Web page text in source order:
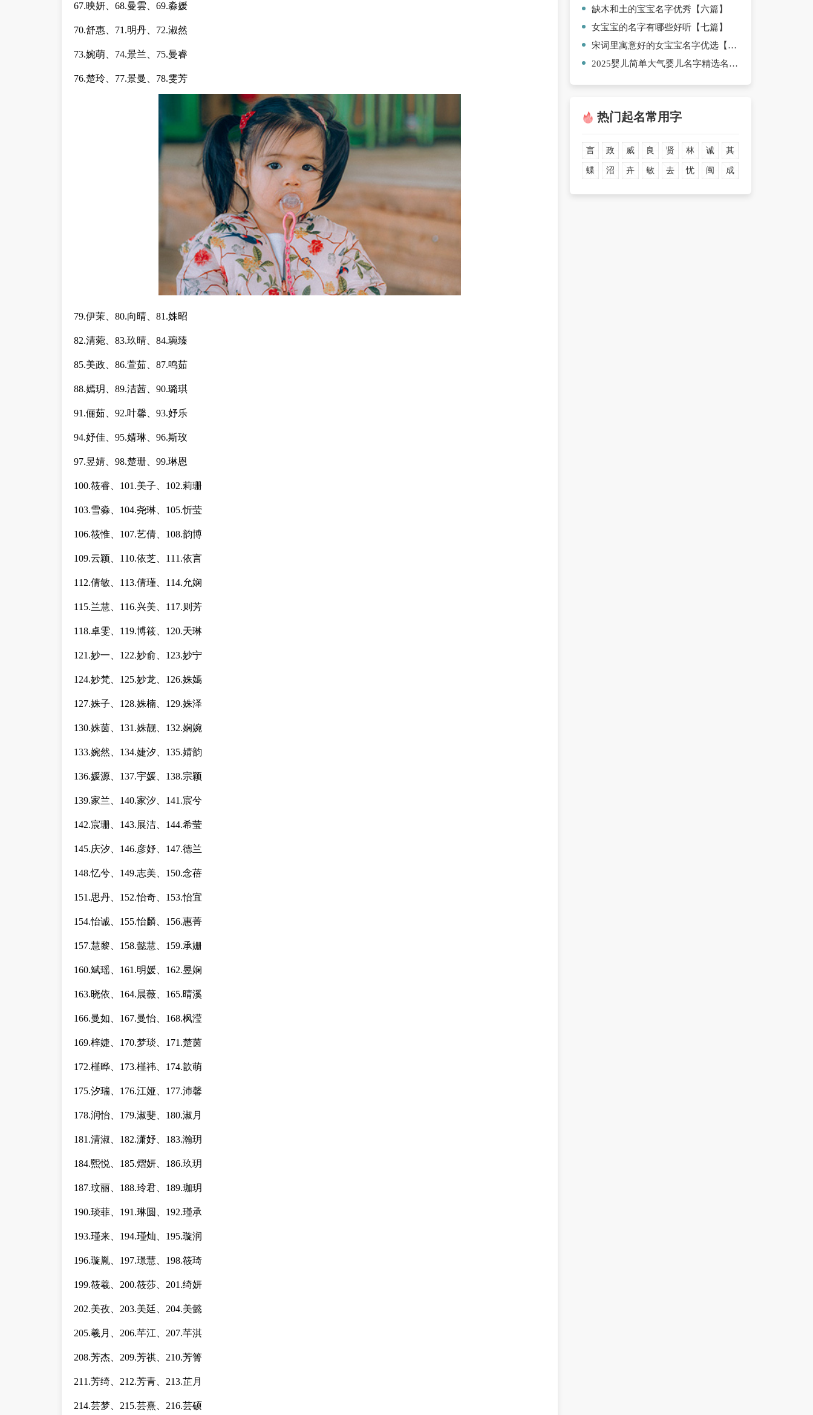
67.映妍、68.曼雲、69.淼媛
70.舒惠、71.明丹、72.淑然
73.婉萌、74.景兰、75.曼睿
76.楚玲、77.景曼、78.雯芳
79.伊茉、80.向晴、81.姝昭
82.清菀、83.玖晴、84.琬臻
85.美政、86.萱茹、87.鸣茹
88.嫣玥、89.洁茜、90.璐琪
91.俪茹、92.叶馨、93.妤乐
94.妤佳、95.婧琳、96.斯玫
97.昱婧、98.楚珊、99.琳恩
100.筱睿、101.美子、102.莉珊
103.雪淼、104.尧琳、105.忻莹
106.筱惟、107.艺倩、108.韵博
109.云颖、110.依芝、111.依言
112.倩敏、113.倩瑾、114.允娴
115.兰慧、116.兴美、117.则芳
118.卓雯、119.博筱、120.天琳
121.妙一、122.妙俞、123.妙宁
124.妙梵、125.妙龙、126.姝嫣
127.姝子、128.姝楠、129.姝泽
130.姝茵、131.姝靓、132.娴婉
133.婉然、134.婕汐、135.婧韵
136.媛源、137.宇媛、138.宗颖
139.家兰、140.家汐、141.宸兮
142.宸珊、143.展洁、144.希莹
145.庆汐、146.彦妤、147.德兰
148.忆兮、149.志美、150.念蓓
151.思丹、152.怡奇、153.怡宜
154.怡诚、155.怡麟、156.惠菁
157.慧黎、158.懿慧、159.承姗
160.斌瑶、161.明媛、162.昱娴
163.晓依、164.晨薇、165.晴溪
166.曼如、167.曼怡、168.枫滢
169.梓婕、170.梦琰、171.楚茵
172.槿晔、173.槿祎、174.歆萌
175.汐瑞、176.江娅、177.沛馨
178.润怡、179.淑斐、180.淑月
181.清淑、182.潇妤、183.瀚玥
184.煕悦、185.熠妍、186.玖玥
187.玟丽、188.玲君、189.珈玥
190.琰菲、191.琳圆、192.瑾承
193.瑾来、194.瑾灿、195.璇润
196.璇胤、197.璟慧、198.筱琦
199.筱羲、200.筱莎、201.绮妍
202.美孜、203.美廷、204.美懿
205.羲月、206.芊江、207.芊淇
208.芳杰、209.芳祺、210.芳箐
211.芳绮、212.芳青、213.芷月
214.芸梦、215.芸熹、216.芸硕
缺木和土的宝宝名字优秀【六篇】
女宝宝的名字有哪些好听【七篇】
宋词里寓意好的女宝宝名字优选【4篇】
2025婴儿简单大气婴儿名字精选名字【8篇】
热门起名常用字
言 政 威 良 贤 林 诚 其
蝶 沼 卉 敏 去 忧 闽 成